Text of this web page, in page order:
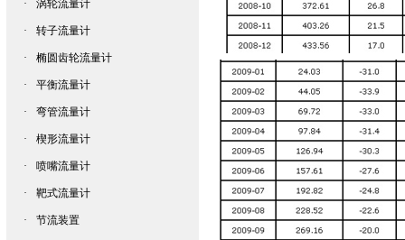
· 涡轮流量计
· 转子流量计
· 椭圆齿轮流量计
· 平衡流量计
· 弯管流量计
· 楔形流量计
· 喷嘴流量计
· 靶式流量计
· 节流装置